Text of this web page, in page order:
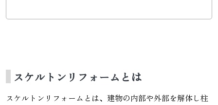
スケルトンリフォームとは
スケルトンリフォームとは、建物の内部や外部を解体し柱